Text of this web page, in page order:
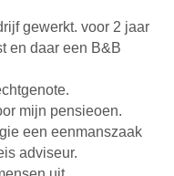
gewerkt. voor 2 jaar
en daar een B&B
mijn pensieoen.
een eenmanszaak
adviseur.